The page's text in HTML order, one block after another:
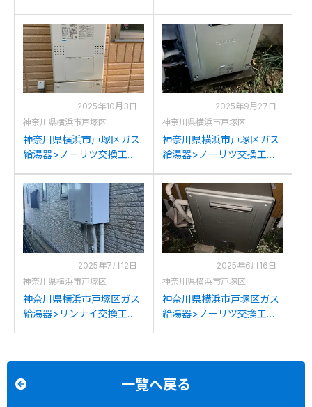
2413AWXH-Hからノーリツ
GTH-2454AW3H-HBLへの
交換
2428(S)AWXからノーリツ
GT-2470AW BLへの交換
2025年10月3日
神奈川県横浜市戸塚区
神奈川県横浜市戸塚区ガス
給湯器>ノーリツ交換工事
2417SAWX6Hからノーリ
ツGTH-2454AW3H BLへの
交換
2025年9月27日
神奈川県横浜市戸塚区
神奈川県横浜市戸塚区ガス
給湯器>ノーリツ交換工事
V1611AGからノーリツGT-
C1672SAR BLへの交換
2025年7月12日
神奈川県横浜市戸塚区
神奈川県横浜市戸塚区ガス
給湯器>リンナイ交換工事
2025年6月16日
神奈川県横浜市戸塚区
神奈川県横浜市戸塚区ガス
給湯器>ノーリツ交換工事
一覧へ戻る